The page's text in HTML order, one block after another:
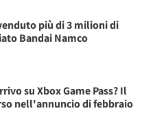
più di 3 milioni di
Bandai Namco
su Xbox Game Pass? Il
nell'annuncio di febbraio